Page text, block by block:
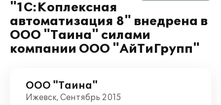
"1С:Коплексная
автоматизация 8" внедрена в
ООО "Таина" силами
компании ООО "АйТиГрупп"
ООО "Таина"
Ижевск, Сентябрь 2015